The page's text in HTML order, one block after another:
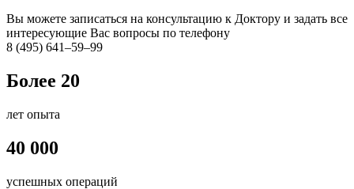
Вы можете записаться на консультацию к Доктору и задать все
интересующие Вас вопросы по телефону
8 (495) 641‒59‒99
Более 20
лет опыта
40 000
успешных операций